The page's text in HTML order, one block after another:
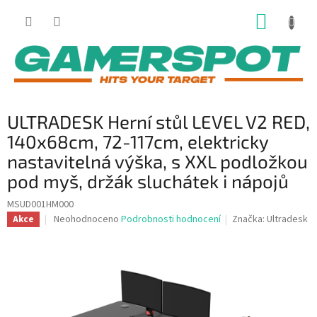
ULTRADESK Herní stůl LEVEL V2 RED,
140x68cm, 72-117cm, elektricky
nastavitelná výška, s XXL podložkou
pod myš, držák sluchátek i nápojů
MSUD001HM000
Akce
Průměrné
hvězdiček.
Neohodnoceno Podrobnosti hodnocení Značka:Ultradesk